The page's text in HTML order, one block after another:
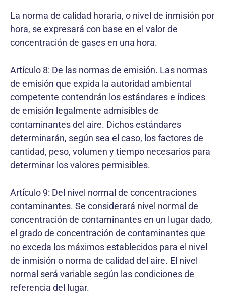
La norma de calidad horaria, o nivel de inmisión por
hora, se expresará con base en el valor de
concentración de gases en una hora.
Artículo 8: De las normas de emisión. Las normas
de emisión que expida la autoridad ambiental
competente contendrán los estándares e índices
de emisión legalmente admisibles de
contaminantes del aire. Dichos estándares
determinarán, según sea el caso, los factores de
cantidad, peso, volumen y tiempo necesarios para
determinar los valores permisibles.
Artículo 9: Del nivel normal de concentraciones
contaminantes. Se considerará nivel normal de
concentración de contaminantes en un lugar dado,
el grado de concentración de contaminantes que
no exceda los máximos establecidos para el nivel
de inmisión o norma de calidad del aire. El nivel
normal será variable según las condiciones de
referencia del lugar.